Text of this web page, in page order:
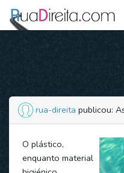
rua-direita publicou:
O plástico,
enquanto material